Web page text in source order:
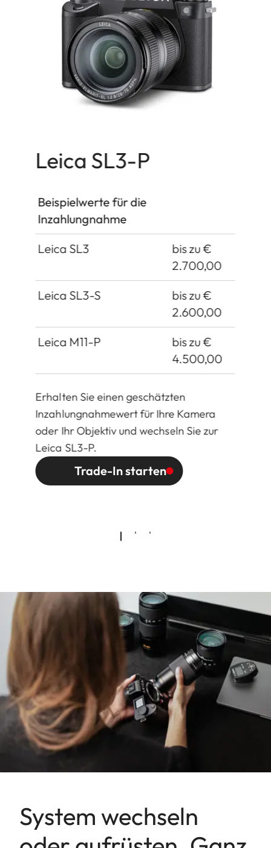
Leica SL3-P
Beispielwerte für die
Inzahlungnahme
Leica SL3
bis zu €
2.700,00
Leica SL3-S
bis zu €
2.600,00
Leica M11-P
bis zu €
4.500,00
Erhalten Sie einen geschätzten
Inzahlungnahmewert für Ihre Kamera
oder Ihr Objektiv und wechseln Sie zur
Leica SL3-P.
Trade-In starten
System wechseln